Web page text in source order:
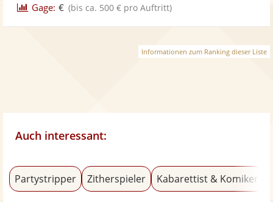
Gage: € (bis ca. 500 € pro Auftritt)
Informationen zum Ranking dieser Liste
Auch interessant:
Partystripper Zitherspieler Kabarettist & Komiker